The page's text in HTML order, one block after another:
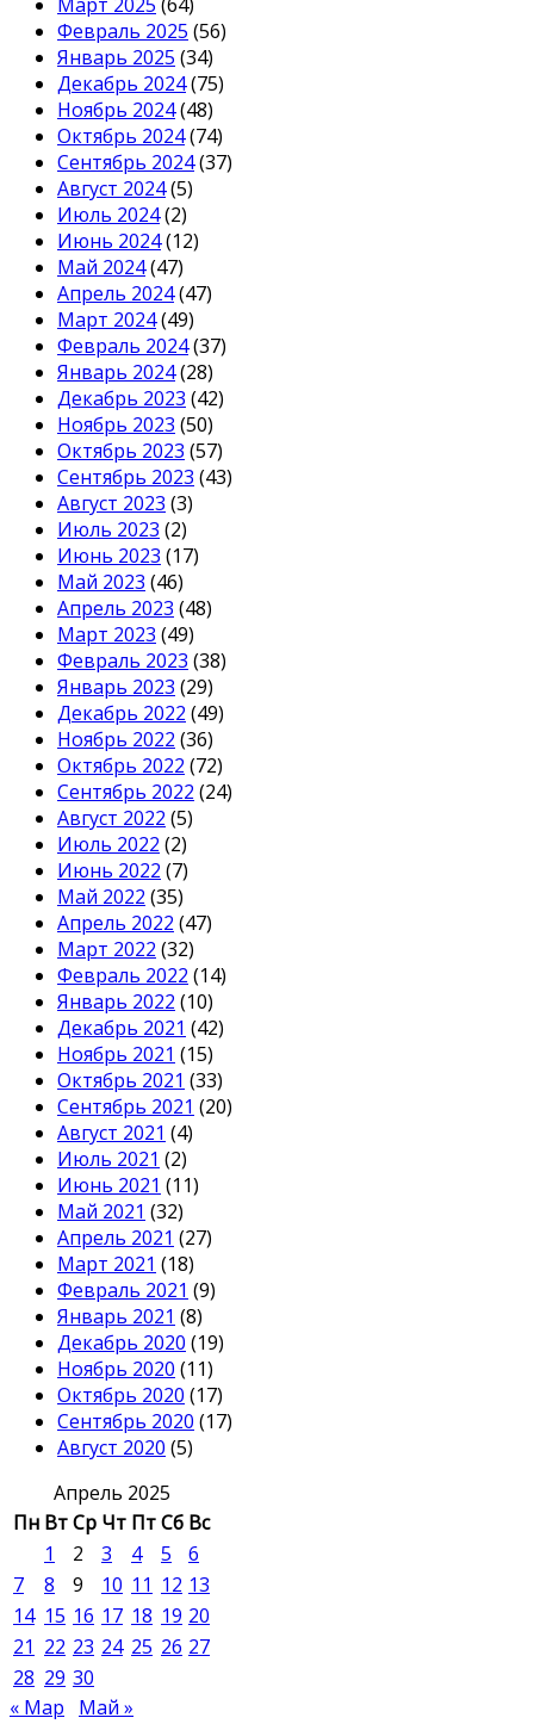
Февраль 2025 (56)
Январь 2025 (34)
Декабрь 2024(75)
Ноябрь 2024(48)
Октябрь 2024(74)
Сентябрь 2024(37)
Август 2024(5)
Июль 2024(2)
Июнь 2024(12)
Май 2024(47)
Апрель 2024(47)
Март 2024(49)
Февраль 2024(37)
Январь 2024(28)
Декабрь 2023 (42)
Ноябрь 2023 (50)
Октябрь 2023 (57)
Сентябрь 2023 (43)
Август 2023 (3)
Июль 2023 (2)
Июнь 2023 (17)
Май 2023 (46)
Апрель 2023 (48)
Март 2023 (49)
Февраль 2023 (38)
Январь 2023 (29)
Декабрь 2022 (49)
Ноябрь 2022 (36)
Октябрь 2022 (72)
Сентябрь 2022 (24)
Август 2022 (5)
Июль 2022 (2)
Июнь 2022 (7)
Май 2022 (35)
Апрель 2022 (47)
Март 2022 (32)
Февраль 2022 (14)
Январь 2022 (10)
Декабрь 2021 (42)
Ноябрь 2021 (15)
Октябрь 2021 (33)
Сентябрь 2021 (20)
Август 2021 (4)
Июль 2021 (2)
Июнь 2021 (11)
Май 2021 (32)
Апрель 2021 (27)
Март 2021 (18)
Февраль 2021 (9)
Январь 2021 (8)
Декабрь 2020 (19)
Ноябрь 2020 (11)
Октябрь 2020 (17)
Сентябрь 2020 (17)
Август 2020 (5)
Апрель 2025
Пн ВтСр Чт ПтСб Вс
1
2 3 4 5
6
7
8 9 10 11 12 13
14 15 16 17 18 19 20
21 22 23 24 25 26 27
28 29 30
« Мар
Май »